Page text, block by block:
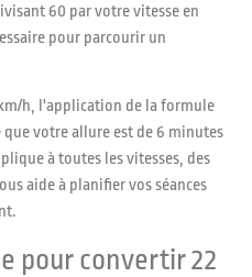
60 par votre vitesse en
pour parcourir un
h, l'application de la formule
que votre allure est de 6 minutes
à toutes les vitesses, des
aide à planifier vos séances
pour convertir 22